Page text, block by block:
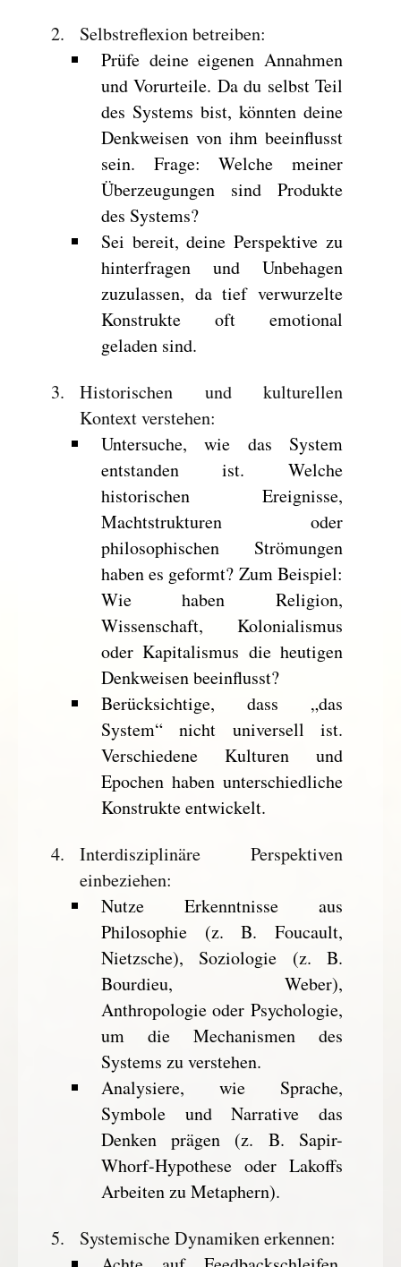
Selbstreflexion betreiben:
Prüfe deine eigenen Annahmen
und Vorurteile. Da du selbst Teil
des Systems bist, könnten deine
Denkweisen von ihm beeinflusst
sein. Frage: Welche meiner
Überzeugungen sind Produkte
des Systems?
Sei bereit, deine Perspektive zu
hinterfragen und Unbehagen
zuzulassen, da tief verwurzelte
Konstrukte oft emotional
geladen sind.
Historischen und kulturellen
Kontext verstehen:
Untersuche, wie das System
entstanden ist. Welche
historischen Ereignisse,
Machtstrukturen oder
philosophischen Strömungen
haben es geformt? Zum Beispiel:
Wie haben Religion,
Wissenschaft, Kolonialismus
oder Kapitalismus die heutigen
Denkweisen beeinflusst?
Berücksichtige, dass „das
System“ nicht universell ist.
Verschiedene Kulturen und
Epochen haben unterschiedliche
Konstrukte entwickelt.
Interdisziplinäre Perspektiven
einbeziehen:
Nutze Erkenntnisse aus
Philosophie (z. B. Foucault,
Nietzsche), Soziologie (z. B.
Bourdieu, Weber),
Anthropologie oder Psychologie,
um die Mechanismen des
Systems zu verstehen.
Analysiere, wie Sprache,
Symbole und Narrative das
Denken prägen (z. B. Sapir-
Whorf-Hypothese oder Lakoffs
Arbeiten zu Metaphern).
Systemische Dynamiken erkennen: